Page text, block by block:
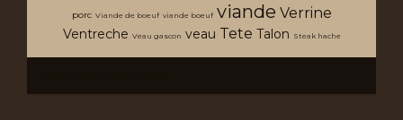
porc Viande de boeuf viande boeuf viande Verrine
Ventreche Veau gascon veau Tete Talon Steak hache